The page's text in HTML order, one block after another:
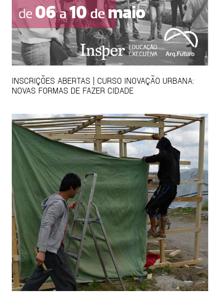
INSCRIÇÕES ABERTAS | CURSO INOVAÇÃO URBANA:
NOVAS FORMAS DE FAZER CIDADE